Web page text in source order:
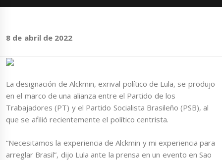
8 de abril de 2022
La designación de Alckmin, exrival político de Lula, se produjo
en el marco de una alianza entre el Partido de los
Trabajadores (PT) y el Partido Socialista Brasileño (PSB), al
que se afilió recientemente el político centrista.
“Necesitamos la experiencia de Alckmin y mi experiencia para
arreglar Brasil”, dijo Lula ante la prensa en un evento en Sao